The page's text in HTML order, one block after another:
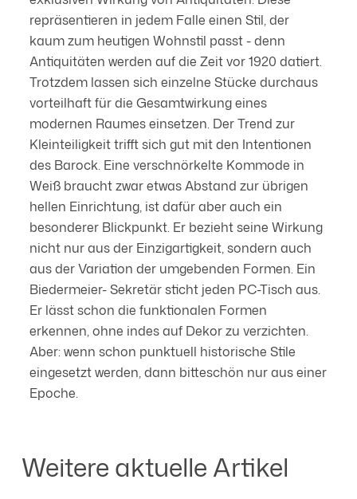
repräsentieren in jedem Falle einen Stil, der
kaum zum heutigen Wohnstil passt - denn
Antiquitäten werden auf die Zeit vor 1920 datiert.
Trotzdem lassen sich einzelne Stücke durchaus
vorteilhaft für die Gesamtwirkung eines
modernen Raumes einsetzen. Der Trend zur
Kleinteiligkeit trifft sich gut mit den Intentionen
des Barock. Eine verschnörkelte Kommode in
Weiß braucht zwar etwas Abstand zur übrigen
hellen Einrichtung, ist dafür aber auch ein
besonderer Blickpunkt. Er bezieht seine Wirkung
nicht nur aus der Einzigartigkeit, sondern auch
aus der Variation der umgebenden Formen. Ein
Biedermeier- Sekretär sticht jeden PC-Tisch aus.
Er lässt schon die funktionalen Formen
erkennen, ohne indes auf Dekor zu verzichten.
Aber: wenn schon punktuell historische Stile
eingesetzt werden, dann bitteschön nur aus einer
Epoche.
Weitere aktuelle Artikel